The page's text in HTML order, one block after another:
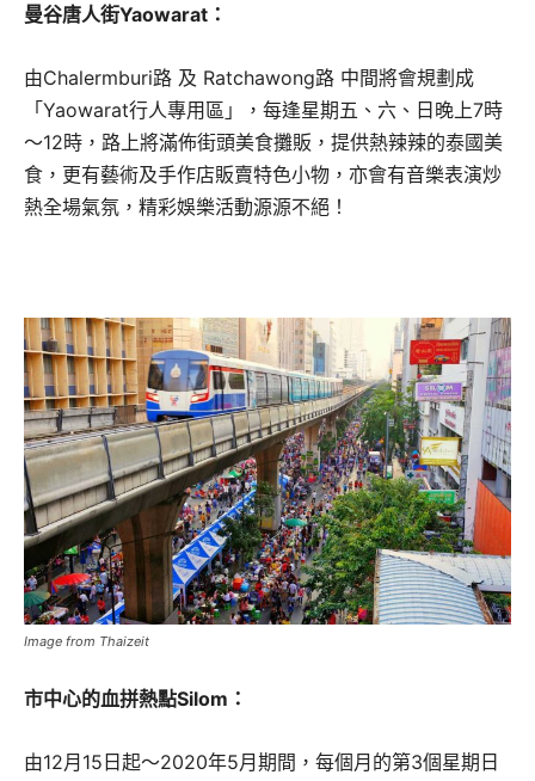
曼谷唐人街Yaowarat：
由Chalermburi路 及 Ratchawong路 中間將會規劃成
「Yaowarat行人專用區」，每逢星期五、六、日晚上7時
～12時，路上將滿佈街頭美食攤販，提供熱辣辣的泰國美
食，更有藝術及手作店販賣特色小物，亦會有音樂表演炒
熱全場氣氛，精彩娛樂活動源源不絕！
Image from Thaizeit
市中心的血拼熱點Silom：
由12月15日起～2020年5月期間，每個月的第3個星期日